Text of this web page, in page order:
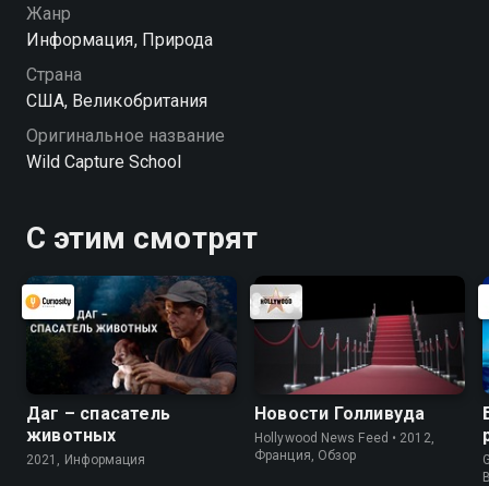
Посмотреть онлайн 1 сезон сериала Школа по
отлову диких животных вы можете совершенно
бесплатно в хорошем HD качестве на Смотрёшке
Жанр
Информация, Природа
Страна
США, Великобритания
Оригинальное название
Wild Capture School
С этим смотрят
Даг – спасатель
животных
2021, Информация
Новости Голливуда
Hollywood News Feed • 2012,
Франция, Обзор